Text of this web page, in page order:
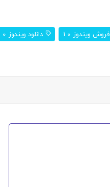
فروش ویندوز 10 دانلود ویندوز 10 اورجینال